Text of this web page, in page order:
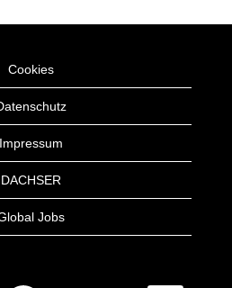
Cookies
Impressum
DACHSER
Jobs